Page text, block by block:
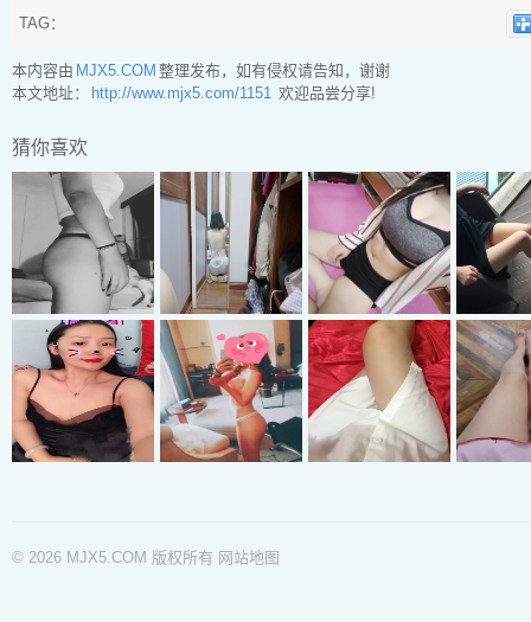
TAG：
本内容由 MJX5.COM 整理发布，如有侵权请告知，谢谢
本文地址：
http://www.mjx5.com/1151 欢迎品尝分享!
猜你喜欢
© 2026 MJX5.COM 版权所有 网站地图